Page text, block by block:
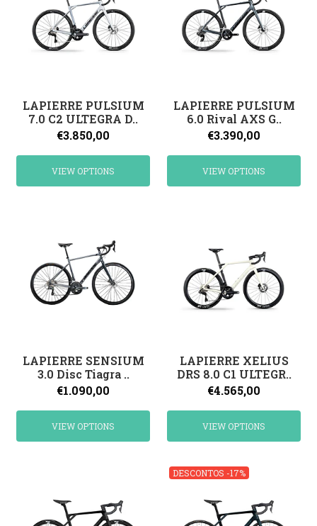
LAPIERRE PULSIUM
7.0 C2 ULTEGRA D..
€3.850,00
VIEW OPTIONS
LAPIERRE PULSIUM
6.0 Rival AXS G..
€3.390,00
VIEW OPTIONS
LAPIERRE SENSIUM
3.0 Disc Tiagra ..
€1.090,00
VIEW OPTIONS
LAPIERRE XELIUS
DRS 8.0 C1 ULTEGR..
€4.565,00
VIEW OPTIONS
DESCONTOS -17%